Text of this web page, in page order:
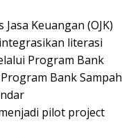
Keuangan (OJK)
literasi
Program Bank
Bank Sampah
pilot project